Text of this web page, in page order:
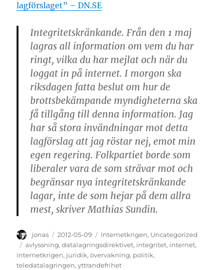
lagförslaget” – DN.SE
Integritetskränkande. Från den 1 maj
lagras all information om vem du har
ringt, vilka du har mejlat och när du
loggat in på internet. I morgon ska
riksdagen fatta beslut om hur de
brottsbekämpande myndigheterna ska
få tillgång till denna information. Jag
har så stora invändningar mot detta
lagförslag att jag röstar nej, emot min
egen regering. Folkpartiet borde som
liberaler vara de som strävar mot och
begränsar nya integritetskränkande
lagar, inte de som hejar på dem allra
mest, skriver Mathias Sundin.
Author
jonas
Posted
on
2012-05-09 Categories
Internetkrigen, Uncategorized
Tags
avlyssning,datalagringsdirektivet, integritet, internet,
internetkrigen, juridik,övervakning, politik,
teledatalagringen,yttrandefrihet